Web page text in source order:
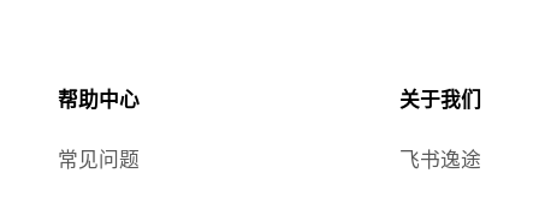
帮助中心 关于我们
常见问题 飞书逸途